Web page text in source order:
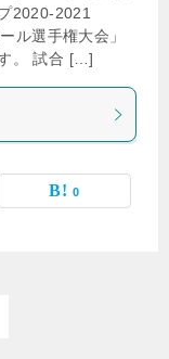
プ2020-2021
ル選手権大会」
。 試合 […]
0